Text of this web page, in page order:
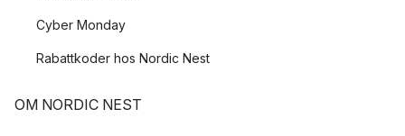
Cyber Monday
Rabattkoder hos Nordic Nest
OM NORDIC NEST